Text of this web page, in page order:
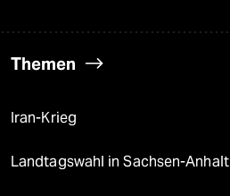
Themen
Iran-Krieg
Landtagswahl in Sachsen-Anhalt